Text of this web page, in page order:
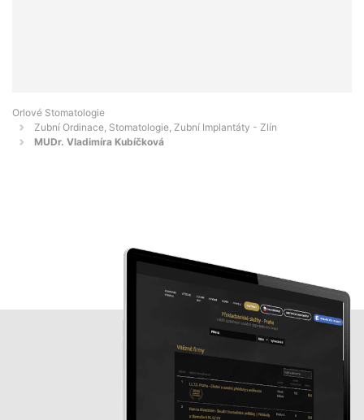
Orlové Stomatologie
Zubní Ordinace, Stomatologie, Zubní Implantáty - Zlín
MUDr. Vladimíra Kubíčková